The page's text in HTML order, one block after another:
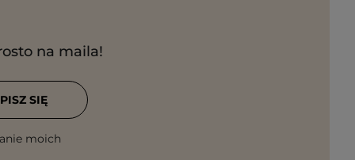
na maila!
moich
SIĘ